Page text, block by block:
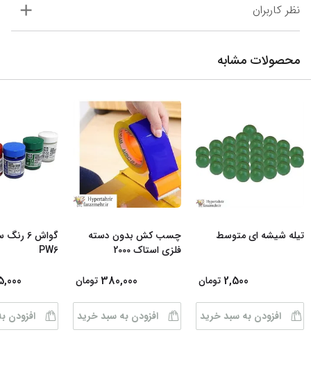
نظر کاربران
محصولات مشابه
تیله شیشه ای متوسط
2,500 تومان
افزودن به سبد خرید
چسب کش بدون دسته
فلزی استاک 2000
380,000 تومان
افزودن به سبد خرید
گواش 6
PW6
افزودن